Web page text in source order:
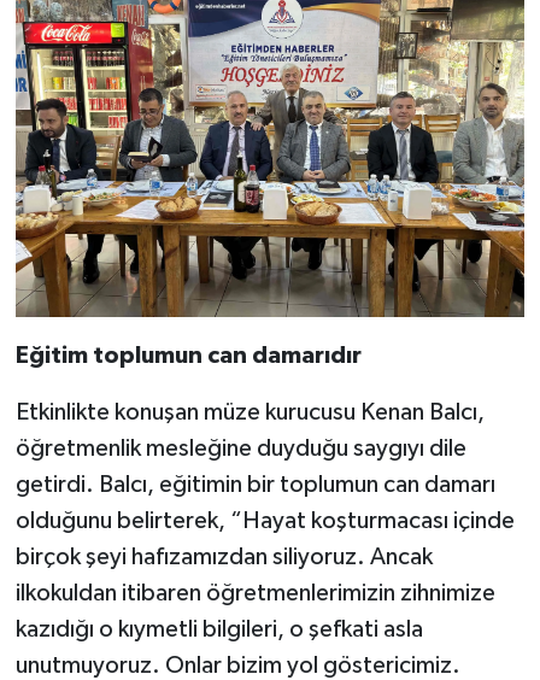
Eğitim toplumun can damarıdır
Etkinlikte konuşan müze kurucusu Kenan Balcı,
öğretmenlik mesleğine duyduğu saygıyı dile
getirdi. Balcı, eğitimin bir toplumun can damarı
olduğunu belirterek, “Hayat koşturmacası içinde
birçok şeyi hafızamızdan siliyoruz. Ancak
ilkokuldan itibaren öğretmenlerimizin zihnimize
kazıdığı o kıymetli bilgileri, o şefkati asla
unutmuyoruz. Onlar bizim yol göstericimiz.